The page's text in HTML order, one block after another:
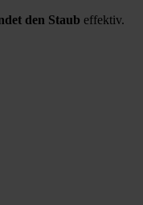
den Staub effektiv.